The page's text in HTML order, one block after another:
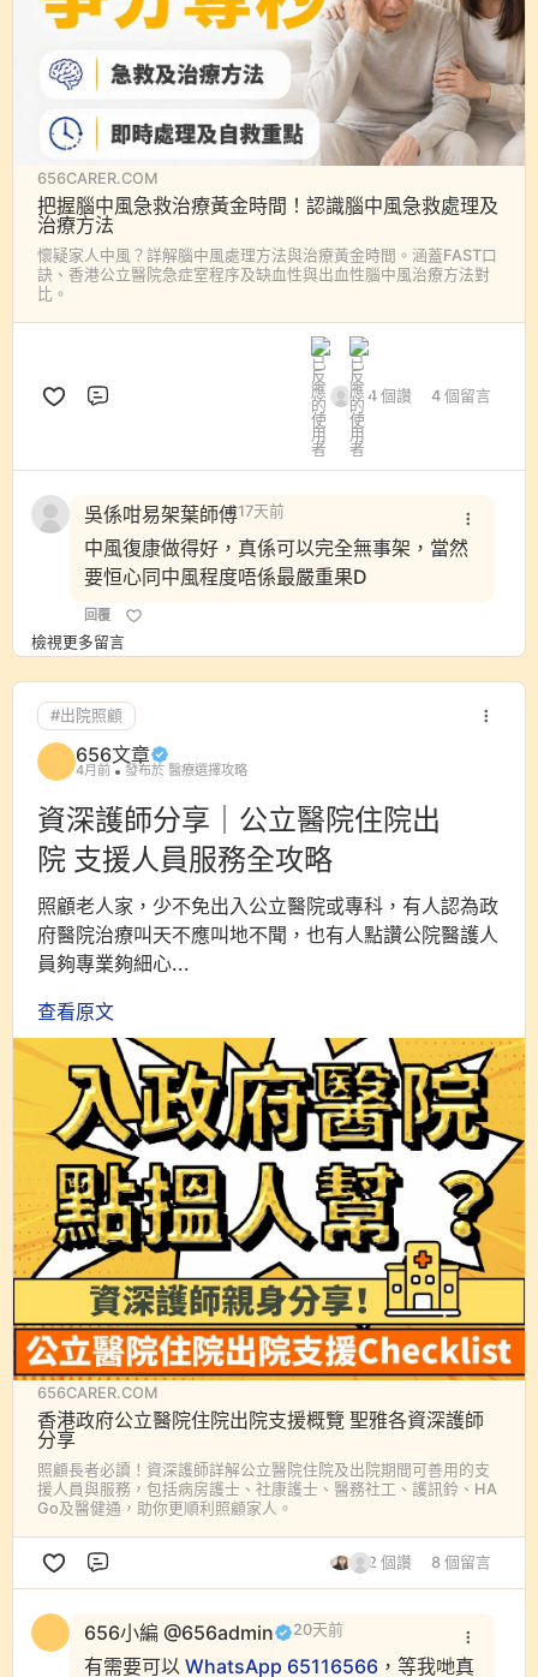
656CARER.COM
把握腦中風急救治療黃金時間！認識腦中風急救處理及
治療方法
懷疑家人中風？詳解腦中風處理方法與治療黃金時間。涵蓋FAST口
訣、香港公立醫院急症室程序及缺血性與出血性腦中風治療方法對
比。
4 個讚 4 個留言
吳係咁易架葉師傅17天前
中風復康做得好，真係可以完全無事架，當然
要恒心同中風程度唔係最嚴重果D
回覆
檢視更多留言
#出院照顧
656文章
4月前 發布於 醫療選擇攻略
資深護師分享｜公立醫院住院出
院 支援人員服務全攻略
照顧老人家，少不免出入公立醫院或專科，有人認為政
府醫院治療叫天不應叫地不聞，也有人點讚公院醫護人
員夠專業夠細心...
查看原文
656CARER.COM
香港政府公立醫院住院出院支援概覽 聖雅各資深護師
分享
照顧長者必讀！資深護師詳解公立醫院住院及出院期間可善用的支
援人員與服務，包括病房護士、社康護士、醫務社工、護訊鈴、HA
Go及醫健通，助你更順利照顧家人。
2 個讚 8 個留言
656小編 @656admin 20天前
有需要可以 WhatsApp 65116566 ，等我哋真